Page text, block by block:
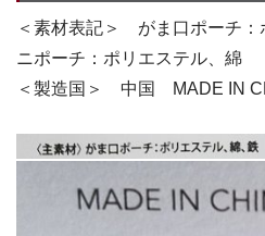
＜素材表記＞ がま口ポーチ
ニポーチ：ポリエステル、綿
＜製造国＞ 中国 MADE IN